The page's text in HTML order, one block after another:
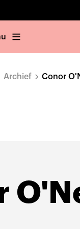
Archief Conor